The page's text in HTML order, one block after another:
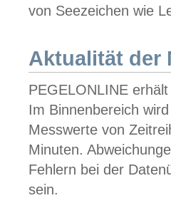
von Seezeichen wie
Aktualität der
PEGELONLINE
Im Binnenbereich
Messwerte von
Minuten.
Fehlern bei der
sein.